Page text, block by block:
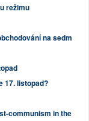
režimu
na sedm
17. listopad?
communism in the